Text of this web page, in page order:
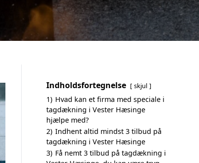
Indholdsfortegnelse skjul
1) Hvad kan et firma med speciale i
tagdækning i Vester Hæsinge
hjælpe med?
2) Indhent altid mindst 3 tilbud på
tagdækning i Vester Hæsinge
3) Få nemt 3 tilbud på tagdækning i